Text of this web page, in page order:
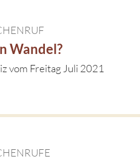
Wandel?
vom Freitag Juli 2021